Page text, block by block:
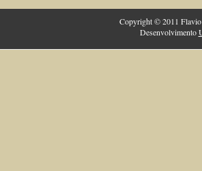
Copyright © 2011 Flavio
Desenvolvimento